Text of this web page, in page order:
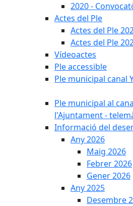
2020 -
Actes del Ple
Actes del Ple
Actes del Ple
Vídeoactes
Ple accessible
Ple municipal canal
Ple municipal al
l'Ajuntament -
Informació del
Any 2026
Maig 2026
Febrer 2026
Gener 2026
Any 2025
Desembre